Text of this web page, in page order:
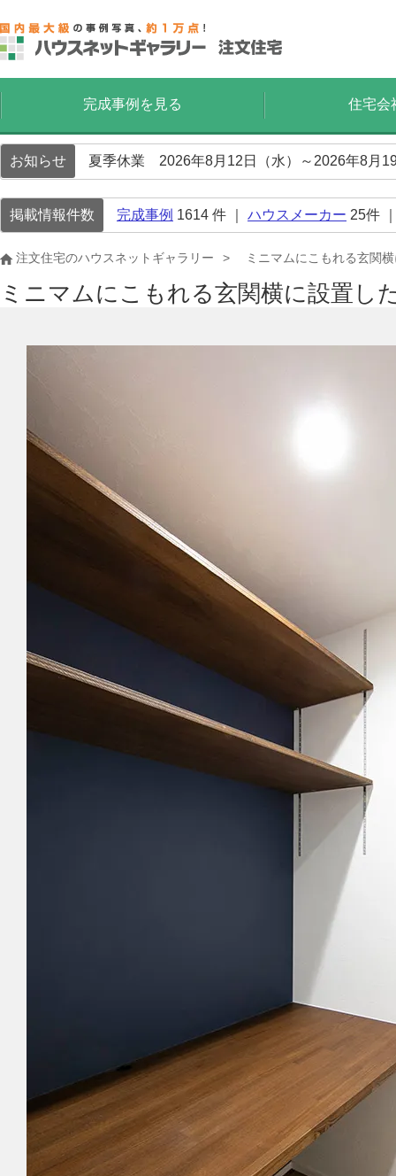
完成事例を見る 住宅会
お知らせ 夏季休業 2026年8月12日（水）～2026年8月
掲載情報件数 完成事例 1614 件 ｜ ハウスメーカー 25件
注文住宅のハウスネットギャラリー ミニマムにこもれる玄関
ミニマムにこもれる玄関横に設置